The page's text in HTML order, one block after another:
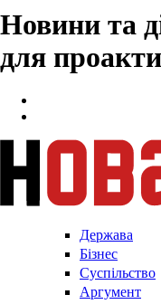
Новини та
для
Держава
Бізнес
Суспільство
Аргумент